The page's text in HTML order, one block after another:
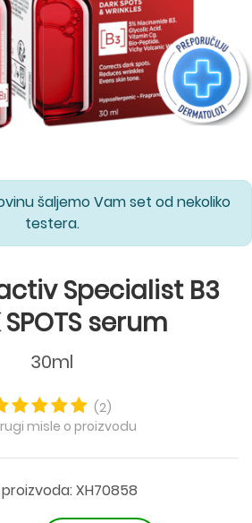
šaljemo Vam set od nekoliko
testera.
Specialist B3
SPOTS serum
30ml
(2)
misle o proizvodu
XH70858